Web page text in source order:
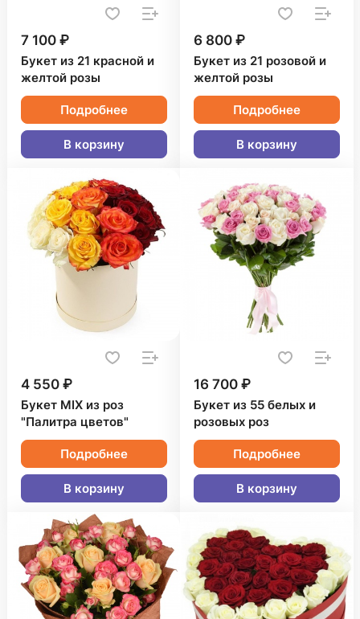
7 100 ₽
Букет из 21 красной и
желтой розы
Подробнее
В корзину
6 800 ₽
Букет из 21 розовой и
желтой розы
Подробнее
В корзину
4 550 ₽
Букет MIX из роз
"Палитра цветов"
Подробнее
В корзину
16 700 ₽
Букет из 55 белых и
розовых роз
Подробнее
В корзину